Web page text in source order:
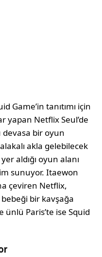
Game’in tanıtımı için
yapan Netflix Seul’de
bir oyun
akla gelebilecek
aldığı oyun alanı
sunuyor. Itaewon
çeviren Netflix,
bir kavşağa
Paris’te ise Squid